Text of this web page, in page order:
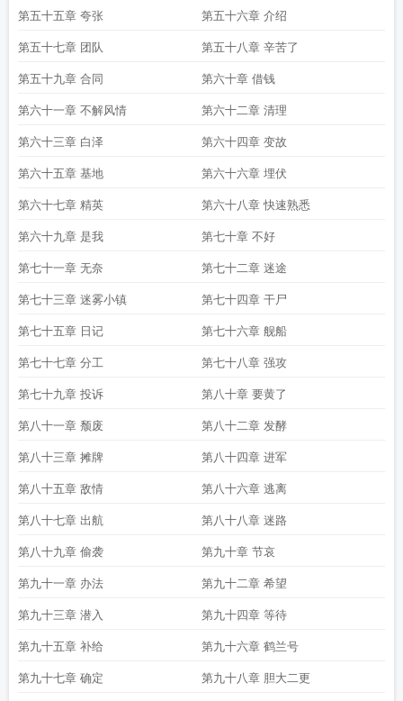
第五十五章 夸张 第五十六章 介绍
第五十七章 团队 第五十八章 辛苦了
第五十九章 合同 第六十章 借钱
第六十一章 不解风情 第六十二章 清理
第六十三章 白泽 第六十四章 变故
第六十五章 基地 第六十六章 埋伏
第六十七章 精英 第六十八章 快速熟悉
第六十九章 是我 第七十章 不好
第七十一章 无奈 第七十二章 迷途
第七十三章 迷雾小镇 第七十四章 干尸
第七十五章 日记 第七十六章 舰船
第七十七章 分工 第七十八章 强攻
第七十九章 投诉 第八十章 要黄了
第八十一章 颓废 第八十二章 发酵
第八十三章 摊牌 第八十四章 进军
第八十五章 敌情 第八十六章 逃离
第八十七章 出航 第八十八章 迷路
第八十九章 偷袭 第九十章 节哀
第九十一章 办法 第九十二章 希望
第九十三章 潜入 第九十四章 等待
第九十五章 补给 第九十六章 鹤兰号
第九十七章 确定 第九十八章 胆大二更